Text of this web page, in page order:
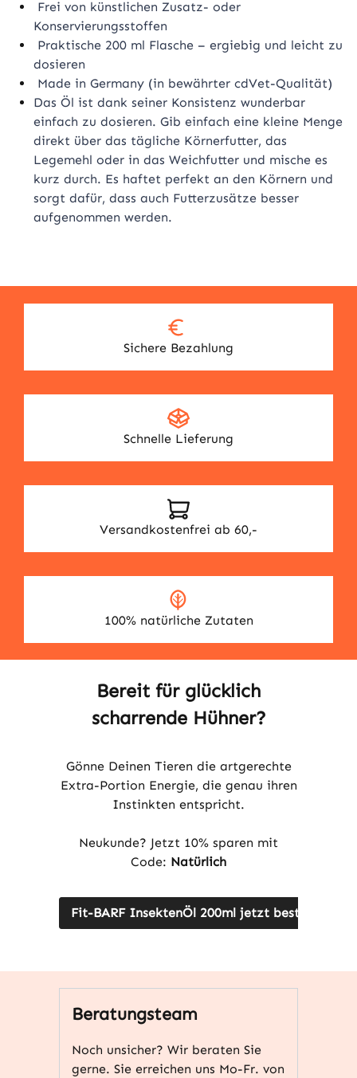
Frei von künstlichen Zusatz- oder
Konservierungsstoffen
Praktische 200 ml Flasche – ergiebig und leicht zu
dosieren
Made in Germany (in bewährter cdVet-Qualität)
Das Öl ist dank seiner Konsistenz wunderbar
einfach zu dosieren. Gib einfach eine kleine Menge
direkt über das tägliche Körnerfutter, das
Legemehl oder in das Weichfutter und mische es
kurz durch. Es haftet perfekt an den Körnern und
sorgt dafür, dass auch Futterzusätze besser
aufgenommen werden.
Sichere Bezahlung
Schnelle Lieferung
Versandkostenfrei ab 60,-
100% natürliche Zutaten
Bereit für glücklich
scharrende Hühner?
Gönne Deinen Tieren die artgerechte
Extra-Portion Energie, die genau ihren
Instinkten entspricht.
Neukunde? Jetzt 10% sparen mit
Code: Natürlich
Fit-BARF InsektenÖl 200ml jetzt bestellen
Beratungsteam
Noch unsicher? Wir beraten Sie
gerne. Sie erreichen uns Mo-Fr. von